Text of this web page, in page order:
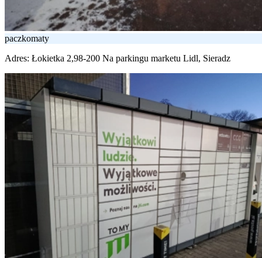
paczkomaty
Adres: Łokietka 2,98-200 Na parkingu marketu Lidl, Sieradz